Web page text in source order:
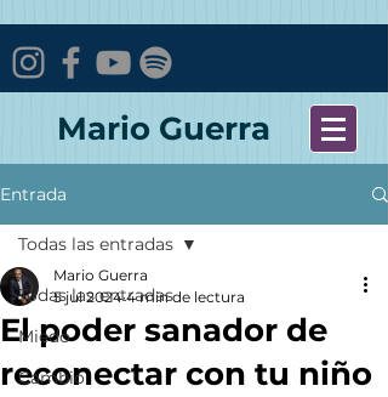
Mario Guerra
Entrada
Todas las entradas
Miedo
Cambio
Todas las entradas
El poder sanador de
reconectar con tu niño
Mario Guerra
5 jul 2024 4 min de lectura